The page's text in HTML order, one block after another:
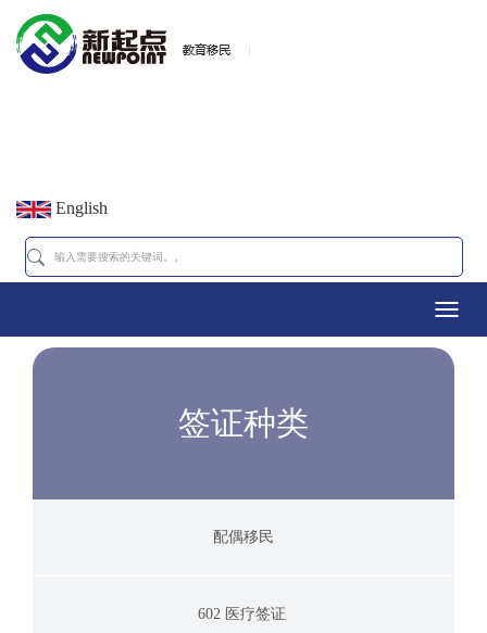
English
签证种类
配偶移民
602 医疗签证